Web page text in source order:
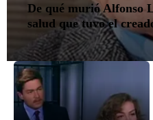
De qué murió Alfonso
salud que tuvo el